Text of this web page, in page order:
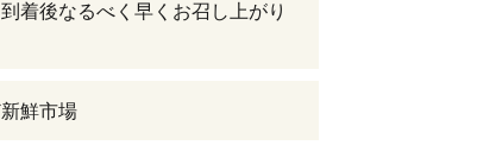
着後なるべく早くお召し上がり
鮮市場